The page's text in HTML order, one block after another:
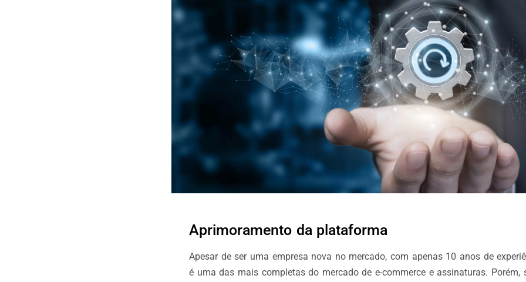
Aprimoramento da plataforma
Apesar de ser uma empresa nova no mercado, com apenas 10 anos de
é uma das mais completas do mercado de e-commerce e assinaturas. Porém,